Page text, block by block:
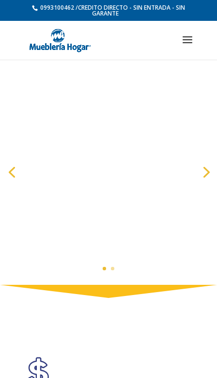
0993100462 /CREDITO DIRECTO - SIN ENTRADA - SIN
GARANTE